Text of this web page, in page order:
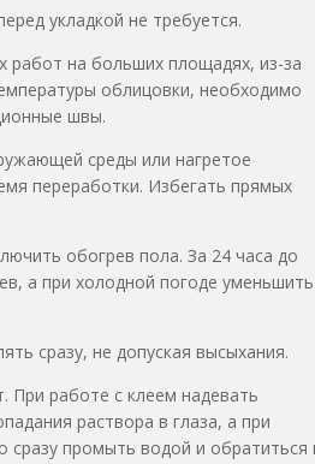
укладкой не требуется.
работ на больших площадях, из-за
облицовки, необходимо
швы.
среды или нагретое
переработки. Избегать прямых
обогрев пола. За 24 часа до
а при холодной погоде уменьшить
сразу, не допуская высыхания.
При работе с клеем надевать
раствора в глаза, а при
сразу промыть водой и обратиться